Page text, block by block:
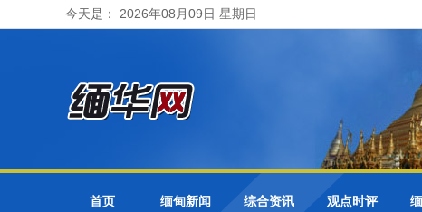
今天是： 2026年08月09日 星期日
首页 缅甸新闻 综合资讯 观点时评